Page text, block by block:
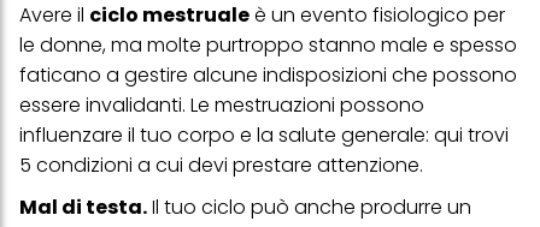
Avere il ciclo mestrualeè un evento fisiologico per
le donne, ma molte purtroppo stanno male e spesso
faticano a gestire alcune indisposizioni che possono
essere invalidanti. Le mestruazioni possono
influenzare il tuo corpo e la salute generale: qui trovi
5 condizioni a cui devi prestare attenzione.
Mal di testa.Il tuo ciclo può anche produrre un